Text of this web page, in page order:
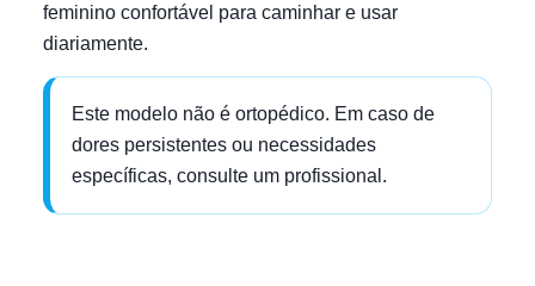
feminino confortável para caminhar e usar
diariamente.
Este modelo não é ortopédico. Em caso de
dores persistentes ou necessidades
específicas, consulte um profissional.